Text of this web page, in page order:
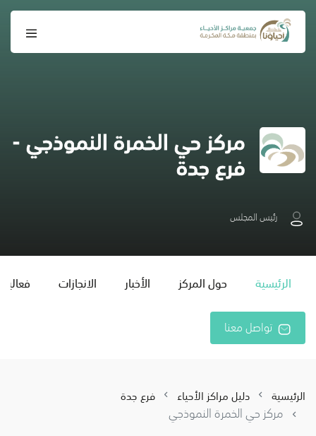
مركز حي الخمرة النموذجي -
فرع جدة
رئيس المجلس
الرئيسية حول المركز الأخبار الانجازات
تواصل معنا
الرئيسية دليل مراكز الأحياء فرع جدة
مركز حي الخمرة النموذجي